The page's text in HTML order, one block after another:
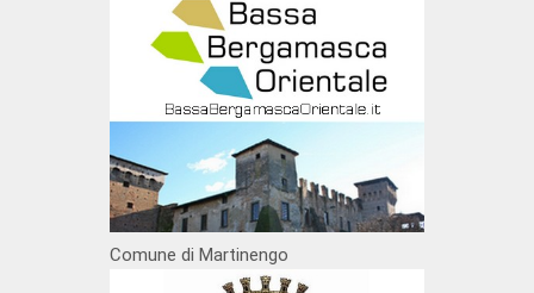
Comune di Martinengo